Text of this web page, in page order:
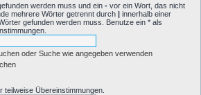
werden muss und ein - vor ein Wort, das nicht
mehrere Wörter getrennt durch | innerhalb einer
gefunden werden muss. Benutze ein * als
oder Suche wie angegeben verwenden
teilweise Übereinstimmungen.